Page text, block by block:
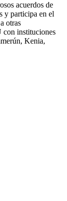
acuerdos de
y participa en el
otras
con instituciones
Kenia,